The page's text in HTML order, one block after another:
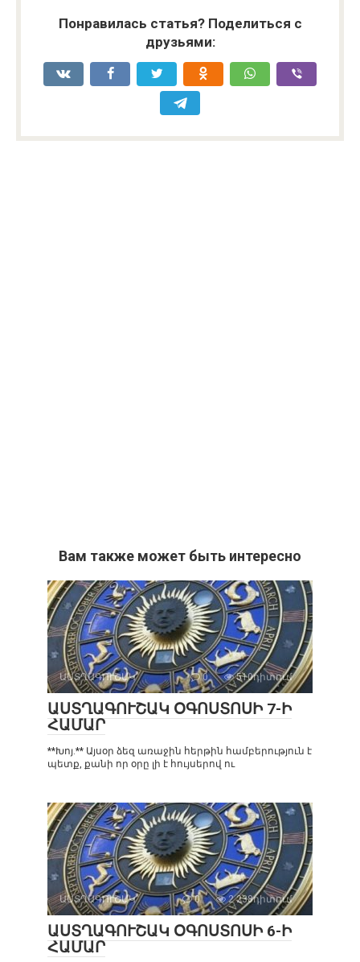
Понравилась статья? Поделиться с
друзьями:
Вам также может быть интересно
ԱՍՏՂԱԳՈՒՇԱԿ 0 510դիտում
ԱՍՏՂԱԳՈՒՇԱԿ ՕԳՈՍՏՈՍԻ 7-Ի
ՀԱՄԱՐ
**Խոյ.** Այսօր ձեզ առաջին հերթին համբերություն է
պետք, քանի որ օրը լի է հույսերով ու
ԱՍՏՂԱԳՈՒՇԱԿ 0 2 238դիտում
ԱՍՏՂԱԳՈՒՇԱԿ ՕԳՈՍՏՈՍԻ 6-Ի
ՀԱՄԱՐ